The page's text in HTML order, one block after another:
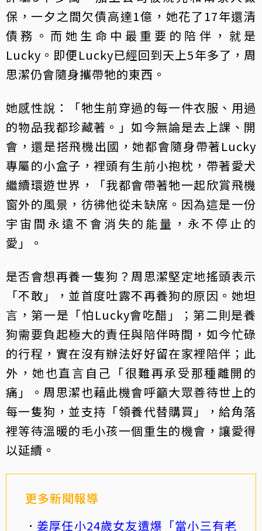
保，一夕之間欠債高達1億，她花了17年還清
債務。而她生命中最重要的陪伴，就是
Lucky。即便Lucky已經回到天上5年多了，周
思潔仍會隨身攜帶牠的東西。
她感性說：「牠生前穿過的每一件衣服、用過
的物品我都珍藏著。」如今無論是去上課、開
會，還是搭飛機出國，她都會隨身帶著Lucky
專屬的小盒子，裡頭有生前小抱枕，帶著愛犬
繼續環遊世界，「我都會帶著牠一起欣賞飛機
窗外的風景，彷彿他從未缺席。因為這是一份
宇宙間永遠不會消失的能量，永不停止的
愛」。
是否會想再養一隻狗？周思潔堅定地搖頭表示
「不敢」，並首度吐露不再養狗的原因。她坦
言，第一是「怕Lucky會吃醋」；第二則是養
狗需要負起極大的責任與陪伴時間，如今忙碌
的行程，實在沒有辦法好好留在家裡陪伴；此
外，她也直言自己「很難再承受那種離開的
痛」。周思潔也藉此機會呼籲大眾善待世上的
每一隻狗，並支持「領養代替購買」，給角落
裡等待溫暖的毛小孩一個重生的機會，讓愛得
以延續。
更多新聞報導
姜厚任小24歲女友遭爆「當小三有老